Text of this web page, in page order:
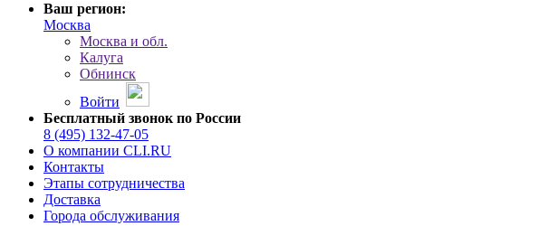
Ваш регион:
Москва
Москва и обл.
Калуга
Обнинск
Войти
Бесплатный звонок по России
8 (495) 132-47-05
О компании CLI.RU
Контакты
Этапы сотрудничества
Доставка
Города обслуживания